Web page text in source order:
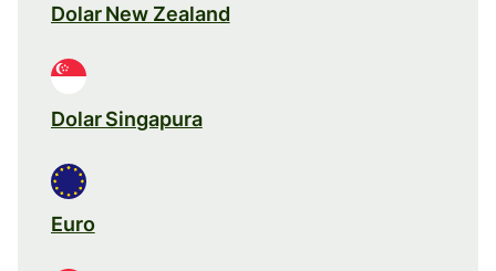
Dolar New Zealand
Dolar Singapura
Euro